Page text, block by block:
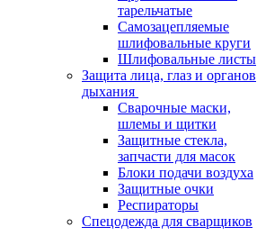
тарельчатые
Самозацепляемые
шлифовальные круги
Шлифовальные листы
Защита лица, глаз и органов
дыхания
Сварочные маски,
шлемы и щитки
Защитные стекла,
запчасти для масок
Блоки подачи воздуха
Защитные очки
Респираторы
Спецодежда для сварщиков